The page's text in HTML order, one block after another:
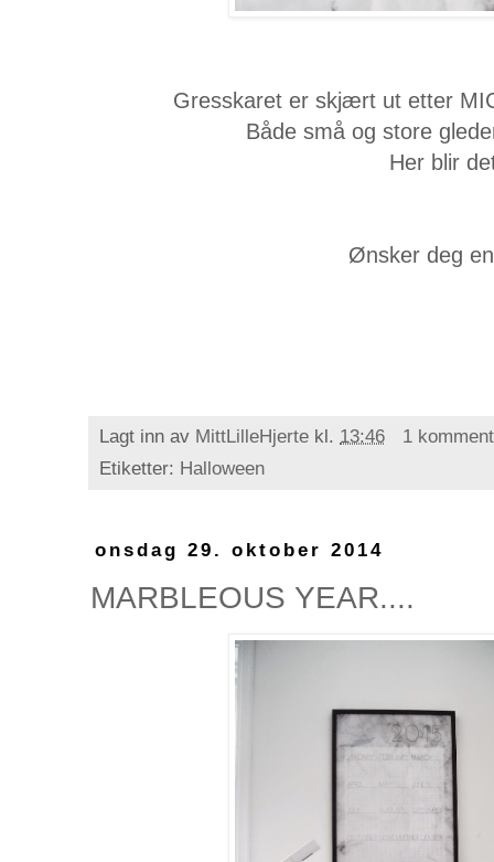
Gresskaret er skjært ut etter
Både små og store
Her blir
Ønsker deg
Lagt inn av MittLilleHjerte kl. 13:46
1
Etiketter: Halloween
onsdag 29. oktober 2014
MARBLEOUS YEAR....